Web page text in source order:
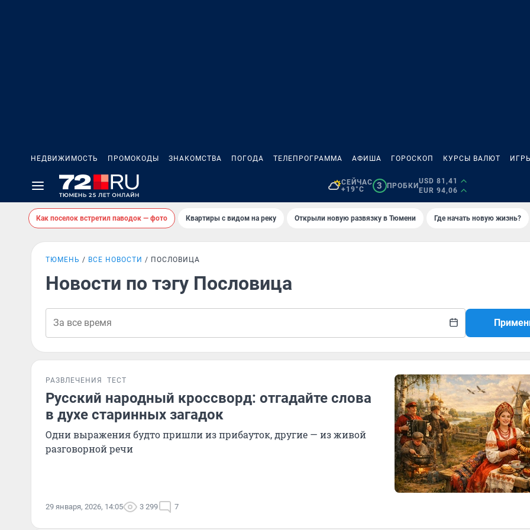
НЕДВИЖИМОСТЬ ПРОМОКОДЫ ЗНАКОМСТВА ПОГОДА ТЕЛЕПРОГРАММА АФИША ГОРОСКОП КУРСЫ ВАЛЮТ
СЕЙЧАС
+19°C
3 ПРОБКИ
USD 81,41
EUR 94,06
Как поселок встретил паводок — фото Квартиры с видом на реку Открыли новую развязку в Тюмени Где начать новую жизнь?
ТЮМЕНЬ ВСЕ НОВОСТИ ПОСЛОВИЦА
Новости по тэгу Пословица
РАЗВЛЕЧЕНИЯ ТЕСТ
Русский народный кроссворд: отгадайте слова
в духе старинных загадок
Одни выражения будто пришли из прибауток, другие — из живой
разговорной речи
29 января, 2026, 14:05 3 299 7